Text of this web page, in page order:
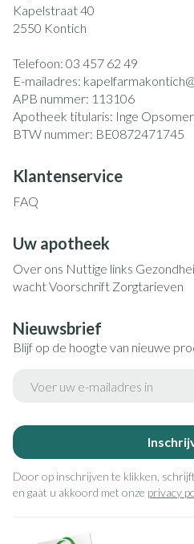
Kapelstraat 40
2550 Kontich
Telefoon: 03 457 62 49
E-mailadres:
APB nummer: 113106
Apotheek titularis: Inge
BTW nummer: BE0872471745
Klantenservice
FAQ
Uw apotheek
Over ons Nuttige links
wachtVoorschrift Zorgtarieven
Nieuwsbrief
Blijf op de hoogte van nieuwe
Door op inschrijven te klikken,
en gaat u akkoord met onze privacy